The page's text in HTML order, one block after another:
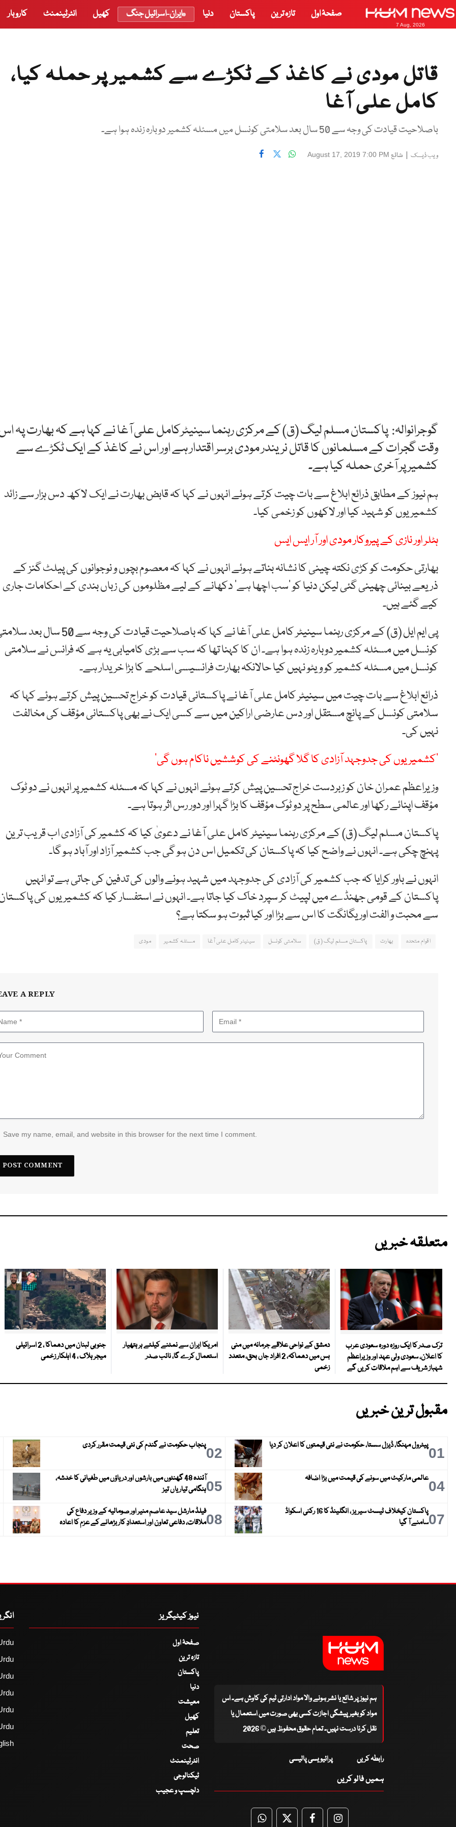
7 Aug, 2026
صفحۂ اول تازہ ترین پاکستان دنیا ایران-اسرائیل جنگ کھیل انٹرٹینمنٹ کاروبار
قاتل مودی نے کاغذ کے ٹکڑے سے کشمیر پر حملہ کیا،
کامل علی آغا
باصلاحیت قیادت کی وجہ سے 50 سال بعد سلامتی کونسل میں مسئلہ کشمیر دوبارہ زندہ ہوا ہے۔
ویب ڈیسک | شائع August 17, 2019 7:00 PM
گوجرانوالہ: پاکستان مسلم لیگ (ق) کے مرکزی رہنما سینیٹرکامل علی آغا نے کہا ہے کہ بھارت پہ
وقت گجرات کے مسلمانوں کا قاتل نریندر مودی برسر اقتدار ہے اور اس نے کاغذ کے ایک ٹکڑے سے
کشمیر پر آخری حملہ کیا ہے۔
ہم نیوز کے مطابق ذرائع ابلاغ سے بات چیت کرتے ہوئے انہوں نے کہا کہ قابض بھارت نے ایک لاکھ دس ہزار سے زائد
کشمیریوں کو شہید کیا اور لاکھوں کو زخمی کیا۔
ہٹلر اور نازی کے پیروکار مودی اور آر ایس ایس
بھارتی حکومت کو کڑی نکتہ چینی کا نشانہ بناتے ہوئے انہوں نے کہا کہ معصوم بچوں و نوجوانوں کی پیلٹ گنز کے
ذریعے بینائی چھینی گئی لیکن دنیا کو ’سب اچھا ہے‘ دکھانے کے لیے مظلوموں کی زباں بندی کے احکامات جاری
کیے گئے ہیں۔
پی ایم ایل (ق) کے مرکزی رہنما سینیٹر کامل علی آغا نے کہا کہ باصلاحیت قیادت کی وجہ سے 50
کونسل میں مسئلہ کشمیر دوبارہ زندہ ہوا ہے۔ ان کا کہنا تھا کہ سب سے بڑی کامیابی یہ ہے کہ فرانس نے سلامتی
کونسل میں مسئلہ کشمیر کو ویٹو نہیں کیا حالانکہ بھارت فرانسیسی اسلحے کا بڑا خریدار ہے۔
ذرائع ابلاغ سے بات چیت میں سینیٹر کامل علی آغا نے پاکستانی قیادت کو خراج تحسین پیش کرتے ہوئے کہا کہ
سلامتی کونسل کے پانچ مستقل اور دس عارضی اراکین میں سے کسی ایک نے بھی پاکستانی مؤقف کی مخالفت
نہیں کی۔
’کشمیریوں کی جدوجہد آزادی کا گلا گھونٹنے کی کوششیں ناکام ہوں گی‘
وزیراعظم عمران خان کو زبردست خراج تحسین پیش کرتے ہوئے انہوں نے کہا کہ مسئلہ کشمیر پر انہوں نے دو ٹوک
مؤقف اپنائے رکھا اور عالمی سطح پر دو ٹوک مؤقف کا بڑا گہرا اور دور رس اثر ہوتا ہے۔
پاکستان مسلم لیگ (ق) کے مرکزی رہنما سینیٹر کامل علی آغا نے دعویٰ کیا کہ کشمیر کی آزادی اب قریب ترین
پہنچ چکی ہے۔ انہوں نے واضح کیا کہ پاکستان کی تکمیل اس دن ہو گی جب کشمیر آزاد اور آباد ہو گا۔
انہوں نے باور کرایا کہ جب کشمیر کی آزادی کی جدوجہد میں شہید ہونے والوں کی تدفین کی جاتی ہے تو انہیں
پاکستان کے قومی جھنڈے میں لپیٹ کر سپرد خاک کیا جاتا ہے۔ انہوں نے استفسار کیا کہ کشمیریوں کی
سے محبت و الفت اور یگانگت کا اس سے بڑا اور کیا ثبوت ہو سکتا ہے؟
اقوام متحدہ بھارت پاکستان مسلم لیگ (ق) سلامتی کونسل سینیٹر کامل علی آغا مسئلہ کشمیر مودی
A REPLY
Save my name, email, and website in this browser for the next time I comment.
متعلقہ خبریں
ترک صدر کا ایک روزہ دورہ سعودی عرب
کا اعلان، سعودی ولی عہد اور وزیراعظم
شہباز شریف سے اہم ملاقات کریں گے
دمشق کے نواحی علاقے جرمانہ میں منی
بس میں دھماکہ، 2 افراد جاں بحق، متعدد
زخمی
امریکا ایران سے نمٹنے کیلئے ہر ہتھیار
استعمال کرے گا، نائب صدر
جنوبی لبنان میں دھماکا ، 2 اسرائیلی
میجر ہلاک ، 4 اہلکار زخمی
مقبول ترین خبریں
01پیٹرول مہنگا، ڈیزل سستا، حکومت نے نئی قیمتوں کا اعلان کر دیا 02پنجاب حکومت نے گندم کی نئی قیمت مقرر کردی
04عالمی مارکیٹ میں سونے کی قیمت میں بڑا اضافہ 05
آئندہ 48 گھنٹوں میں بارشوں اور دریاؤں میں طغیانی کا خدشہ،
ہنگامی تیاریاں تیز
07
پاکستان کیخلاف ٹیسٹ سیریز ، انگلینڈ کا 16 رکنی اسکواڈ
سامنے آ گیا
08فیلڈ مارشل سید عاصم منیر اور صومالیہ کے وزیر دفاع کی
ملاقات، دفاعی تعاون اور استعدادِ کار بڑھانے کے عزم کا اعادہ
ہم نیوز پر شائع یا نشر ہونے والا مواد ادارتی ٹیم کی کاوش ہے۔ اس
مواد کو بغیر پیشگی اجازت کسی بھی صورت میں استعمال یا
نقل کرنا درست نہیں۔ تمام حقوق محفوظ ہیں © 2026
رابطہ کریں پرائیویسی پالیسی
ہمیں فالو کریں
نیوز کیٹیگریز
صفحۂ اول
تازہ ترین
پاکستان
دنیا
معیشت
کھیل
تعلیم
صحت
انٹرٹینمنٹ
ٹیکنالوجی
دلچسپ و عجیب